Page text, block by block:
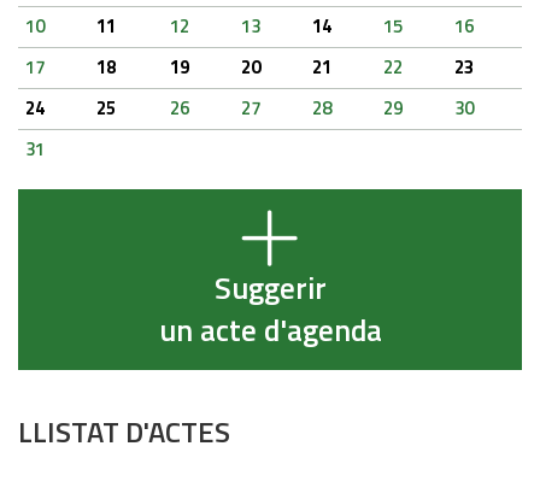
10
11 12 13 14 15
16
17
18 19 20 21 22
23
24
25 26 27 28 29
30
31
Suggerir
un acte d'agenda
LLISTAT D'ACTES